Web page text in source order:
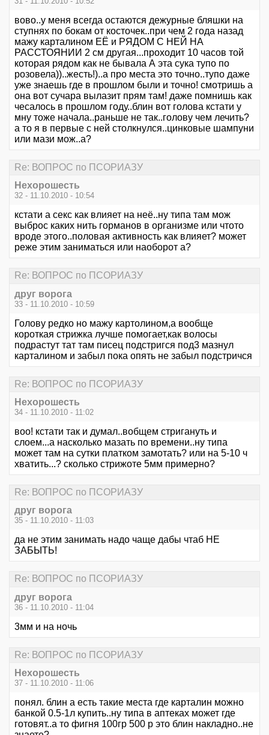
вово..у меня всегда остаются дежурные бляшки на
ступнях по бокам от косточек..при чем 2 года назад
мажу карталином ЕЁ и РЯДОМ С НЕЙ НА
РАССТОЯНИИ 2 см другая...проходит 10 часов той
которая рядом как не бывала А эта сука тупо по
розовела))..жесть!)..а про места это точно..тупо даже
уже знаешь где в прошлом были и точно! смотришь а
она вот сучара вылазит прям там! даже помнишь как
чесалось в прошлом году..блин вот голова кстати у
мну тоже начала..раньше не так..голову чем лечить?
а то я в первые с ней столкнулся..цинковые шампуни
или мази мож..а?
Re: ВОПРОС по ПСОРИАЗУ
Нехорошесть
32 - 11.10.2010 - 10:54
кстати а секс как влияет на неё..ну типа там мож
выброс каких нить горманов в организме или чтото
вроде этого..половая активность как влияет? может
реже этим заниматься или наоборот а?
Re: ВОПРОС по ПСОРИАЗУ
друг ворога
33 - 11.10.2010 - 10:59
Голову редко но мажу картолином,а вообще
короткая стрижка лучше помогает,как волосы
подрастут тат там писец подстригся под3 мазнул
карталином и забыл пока опять не забыл подстричся
Re: ВОПРОС по ПСОРИАЗУ
Нехорошесть
34 - 11.10.2010 - 11:02
воо! кстати так и думал..вобщем стригануть и
слоем...а насколько мазать по времени..ну типа
может там на сутки платком замотать? или на 5-10 ч
хватить...? сколько стрижоте 5мм примерно?
Re: ВОПРОС по ПСОРИАЗУ
друг ворога
35 - 11.10.2010 - 11:03
да не этим занимать надо чаще дабы чтаб НЕ
ЗАБЫТЬ!
Re: ВОПРОС по ПСОРИАЗУ
друг ворога
36 - 11.10.2010 - 11:04
3мм и на ночь
Re: ВОПРОС по ПСОРИАЗУ
Нехорошесть
37 - 11.10.2010 - 11:06
понял. блин а есть такие места где карталин можно
банкой 0.5-1л купить..ну типа в аптеках может где
готовят..а то фигня 100гр 500 р это блин накладно..не